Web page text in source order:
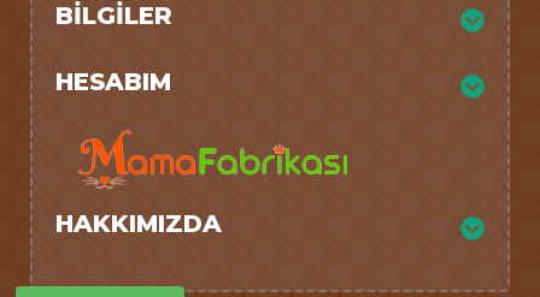
BILGILER
HESABIM
HAKKIMIZDA